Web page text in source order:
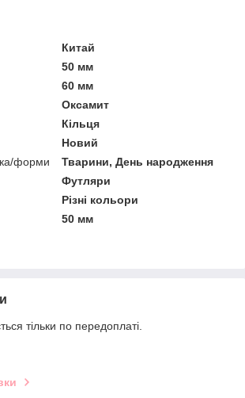
Китай
50 мм
60 мм
Оксамит
Кільця
Новий
форми
Тварини, День народження
Футляри
Різні кольори
50 мм
тільки по передоплаті.